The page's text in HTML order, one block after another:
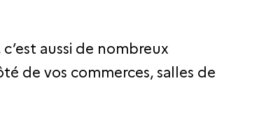
aussi de nombreux
de vos commerces, salles de